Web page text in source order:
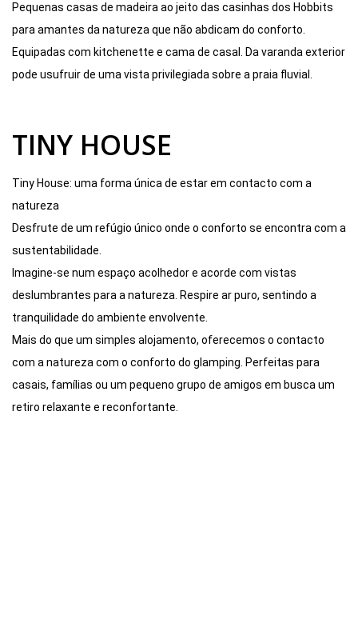
Pequenas casas de madeira ao jeito das casinhas dos Hobbits
para amantes da natureza que não abdicam do conforto.
Equipadas com kitchenette e cama de casal. Da varanda exterior
pode usufruir de uma vista privilegiada sobre a praia fluvial.
TINY HOUSE
Tiny House: uma forma única de estar em contacto com a
natureza
Desfrute de um refúgio único onde o conforto se encontra com a
sustentabilidade.
Imagine-se num espaço acolhedor e acorde com vistas
deslumbrantes para a natureza. Respire ar puro, sentindo a
tranquilidade do ambiente envolvente.
Mais do que um simples alojamento, oferecemos o contacto
com a natureza com o conforto do glamping. Perfeitas para
casais, famílias ou um pequeno grupo de amigos em busca um
retiro relaxante e reconfortante.